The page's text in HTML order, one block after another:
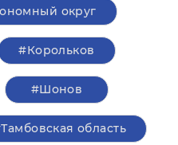
округ
#Корольков
#Шонов
область